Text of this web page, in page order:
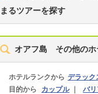
まるツアーを探す
オアフ島 その他のホ
ホテルランクから デラック
目的から
カップル｜ バ